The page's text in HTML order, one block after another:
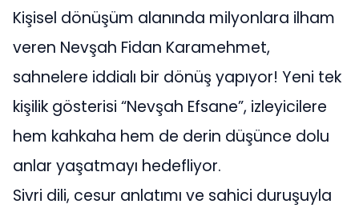
Kişisel dönüşüm alanında milyonlara ilham
veren Nevşah Fidan Karamehmet,
sahnelere iddialı bir dönüş yapıyor! Yeni tek
kişilik gösterisi “Nevşah Efsane”, izleyicilere
hem kahkaha hem de derin düşünce dolu
anlar yaşatmayı hedefliyor.
Sivri dili, cesur anlatımı ve sahici duruşuyla